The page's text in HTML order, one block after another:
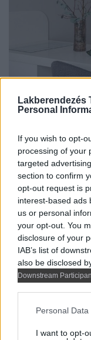
Lakberendezés
Personal
If you wish to opt-
processing of your
targeted
section to confirm
opt-out request is
interest-based ads
us or personal
your opt-out. You
disclosure of your
IAB’s list of
also be disclosed
Downstream
Please note that
not limited to your
Personal
I want to opt-